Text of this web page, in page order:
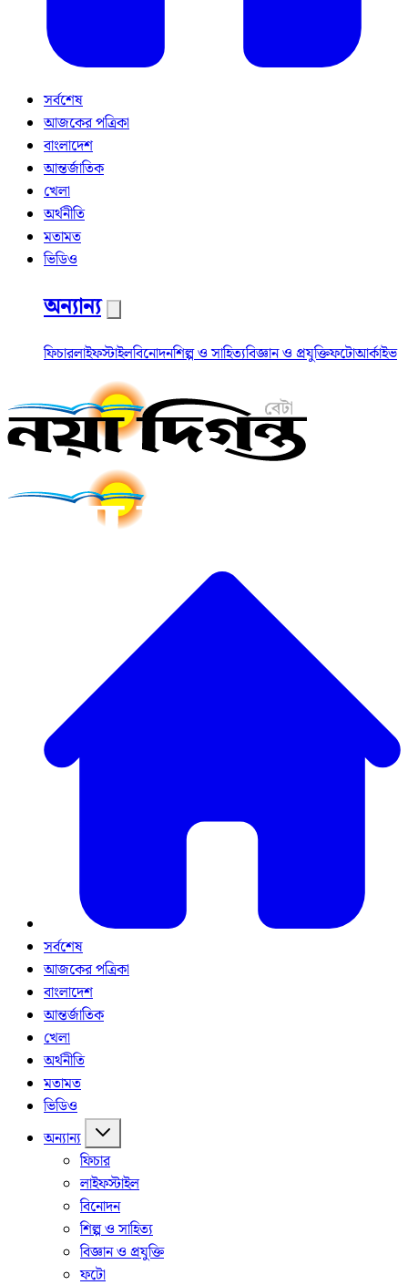
সর্বশেষ
আজকের পত্রিকা
বাংলাদেশ
আন্তর্জাতিক
খেলা
অর্থনীতি
মতামত
ভিডিও
অন্যান্য
ফিচারলাইফস্টাইলবিনোদনশিল্প ও সাহিত্যবিজ্ঞান ও প্রযুক্তিফটোআর্কাইভ
সর্বশেষ
আজকের পত্রিকা
বাংলাদেশ
আন্তর্জাতিক
খেলা
অর্থনীতি
মতামত
ভিডিও
অন্যান্য
ফিচার
লাইফস্টাইল
বিনোদন
শিল্প ও সাহিত্য
বিজ্ঞান ও প্রযুক্তি
ফটো